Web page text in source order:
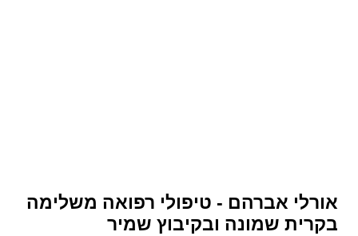
אורלי אברהם - טיפולי רפואה משלימה
בקרית שמונה ובקיבוץ שמיר